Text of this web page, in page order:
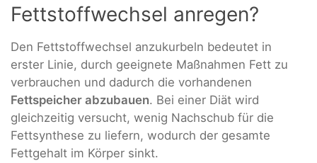
Fettstoffwechsel anregen?
Den Fettstoffwechsel anzukurbeln bedeutet in
erster Linie, durch geeignete Maßnahmen Fett zu
verbrauchen und dadurch die vorhandenen
Fettspeicher abzubauen. Bei einer Diät wird
gleichzeitig versucht, wenig Nachschub für die
Fettsynthese zu liefern, wodurch der gesamte
Fettgehalt im Körper sinkt.